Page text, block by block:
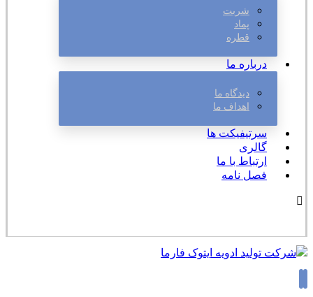
شربت
پماد
قطره
درباره ما
دیدگاه ما
اهداف ما
سرتیفیکت ها
گالری
ارتباط با ما
فصل نامه